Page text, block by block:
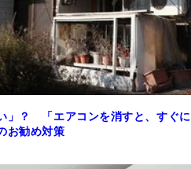
」？ 「エアコンを消すと、すぐに
お勧め対策